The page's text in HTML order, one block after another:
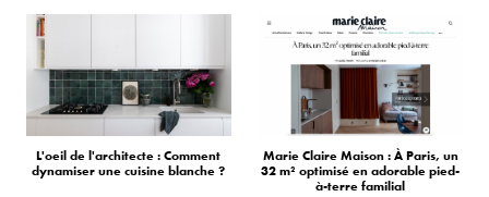
L'oeil de l'architecte : Comment
dynamiser une cuisine blanche ?
Marie Claire Maison : À Paris, un
32 m² optimisé en adorable pied-
à-terre familial